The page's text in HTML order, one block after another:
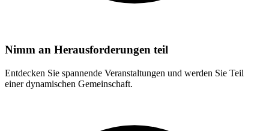
Nimm an Herausforderungen teil
Entdecken Sie spannende Veranstaltungen und werden Sie Teil
einer dynamischen Gemeinschaft.